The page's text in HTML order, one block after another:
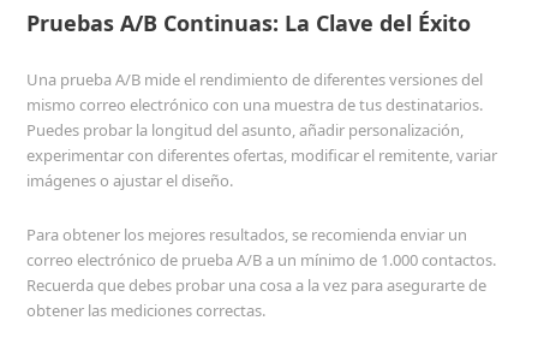
Pruebas A/B Continuas: La Clave del Éxito
Una prueba A/B mide el rendimiento de diferentes versiones del
mismo correo electrónico con una muestra de tus destinatarios.
Puedes probar la longitud del asunto, añadir personalización,
experimentar con diferentes ofertas, modificar el remitente, variar
imágenes o ajustar el diseño.
Para obtener los mejores resultados, se recomienda enviar un
correo electrónico de prueba A/B a un mínimo de 1.000 contactos.
Recuerda que debes probar una cosa a la vez para asegurarte de
obtener las mediciones correctas.